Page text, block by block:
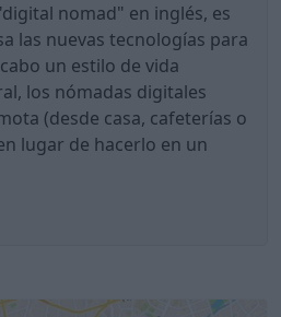
nomad" en inglés, es
las nuevas tecnologías para
un estilo de vida
los nómadas digitales
(desde casa, cafeterías o
lugar de hacerlo en un